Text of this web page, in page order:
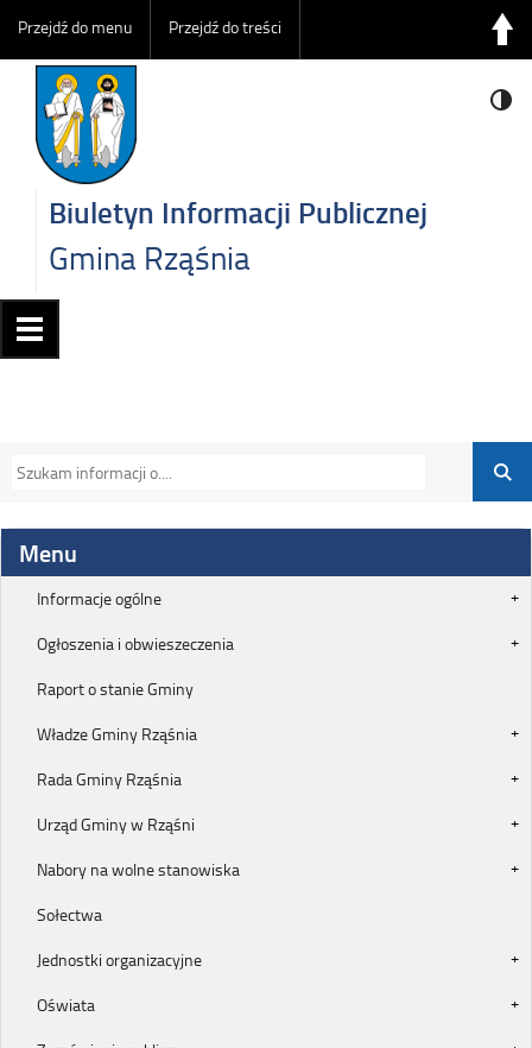
Przejdź do menu Przejdź do treści
Biuletyn Informacji Publicznej
Gmina Rząśnia
Menu
Informacje ogólne
Ogłoszenia i obwieszeczenia
Raport o stanie Gminy
Władze Gminy Rząśnia
Rada Gminy Rząśnia
Urząd Gminy w Rząśni
Nabory na wolne stanowiska
Sołectwa
Jednostki organizacyjne
Oświata